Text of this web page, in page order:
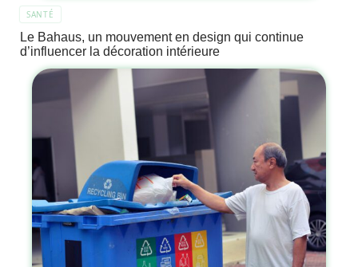
SANTÉ
Le Bahaus, un mouvement en design qui continue
d’influencer la décoration intérieure